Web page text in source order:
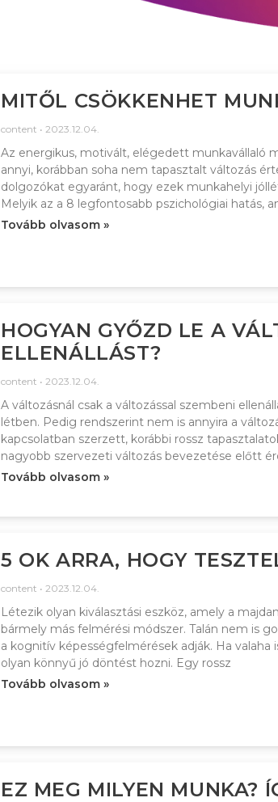
MITŐL CSÖKKENHET
content 2023.12.04.
Az energikus, motivált, elégedett munkavállaló
annyi, korábban soha nem tapasztalt változás
dolgozókat egyaránt, hogy ezek munkahelyi
Melyik az a 8 legfontosabb pszichológiai hatás,
Tovább olvasom »
HOGYAN GYŐZD LE A
ELLENÁLLÁST?
content 2023.12.04.
A változásnál csak a változással szembeni
létben. Pedig rendszerint nem is annyira a
kapcsolatban szerzett, korábbi rossz
nagyobb szervezeti változás bevezetése előtt
Tovább olvasom »
5 OK ARRA, HOGY
content 2023.12.04.
Létezik olyan kiválasztási eszköz, amely a
bármely más felmérési módszer. Talán nem is
a kognitív képességfelmérések adják. Ha
olyan könnyű jó döntést hozni. Egy rossz
Tovább olvasom »
EZ MEG MILYEN MUNKA?